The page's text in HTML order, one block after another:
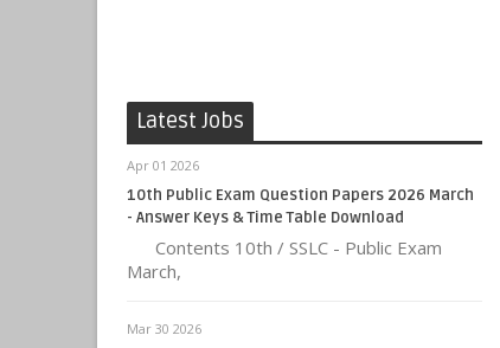
Latest Jobs
Apr 01 2026
10th Public Exam Question Papers 2026 March
- Answer Keys & Time Table Download
Contents 10th / SSLC - Public Exam
March,
Mar 30 2026